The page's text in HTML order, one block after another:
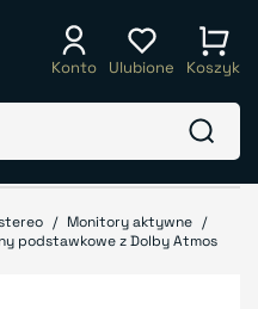
Konto Ulubione Koszyk
Monitory aktywne
podstawkowe z Dolby Atmos